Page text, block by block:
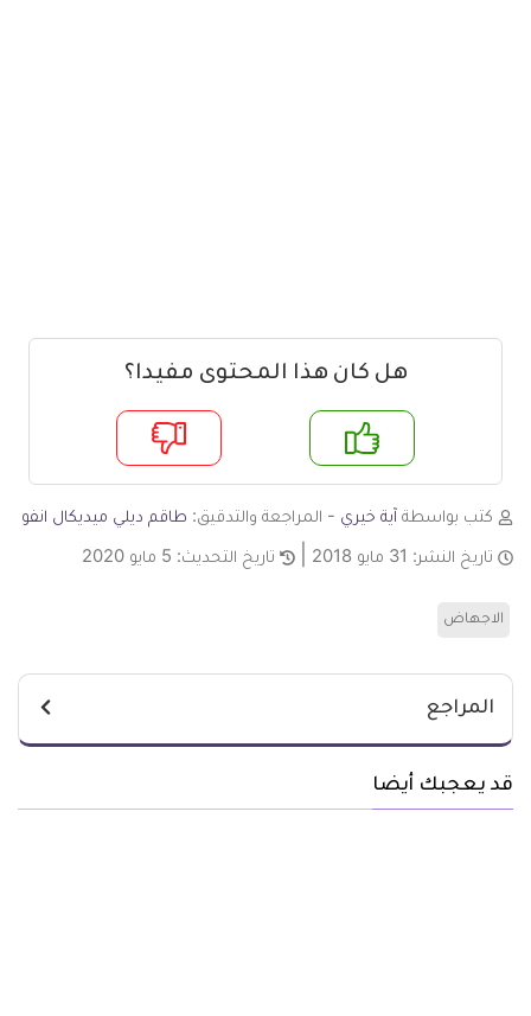
هل كان هذا المحتوى مفيدا؟
لا
كتب بواسطة آية خيري - المراجعة والتدقيق: طاقم ديلي ميديكال انفو
تاريخ النشر: 31 مايو 2018 تاريخ التحديث: 5 مايو 2020
الاجهاض
المراجع
قد يعجبك أيضا